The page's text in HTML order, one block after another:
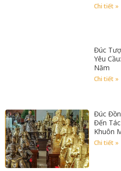
Chi tiết »
Đúc
Yêu
Năm
Chi tiết »
Đúc
Đến
Khuôn
Chi tiết »